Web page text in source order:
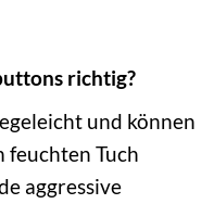
richtig?
und können
feuchten Tuch
aggressive